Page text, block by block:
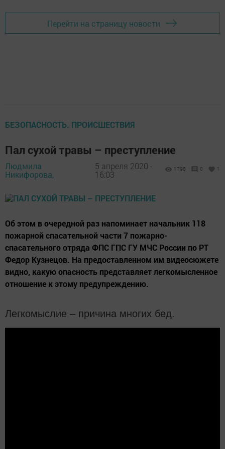
Перейти на страницу новости
БЕЗОПАСНОСТЬ. ПРОИСШЕСТВИЯ
Пал сухой травы – преступление
Людмила
Никифорова,
5 апреля 2020 -
16:03
1798 0 1
Об этом в очередной раз напоминает начальник 118
пожарной спасательной части 7 пожарно-
спасательного отряда ФПС ГПС ГУ МЧС России по РТ
Федор Кузнецов. На предоставленном им видеосюжете
видно, какую опасность представляет легкомысленное
отношение к этому предупреждению.
Легкомыслие – причина многих бед.